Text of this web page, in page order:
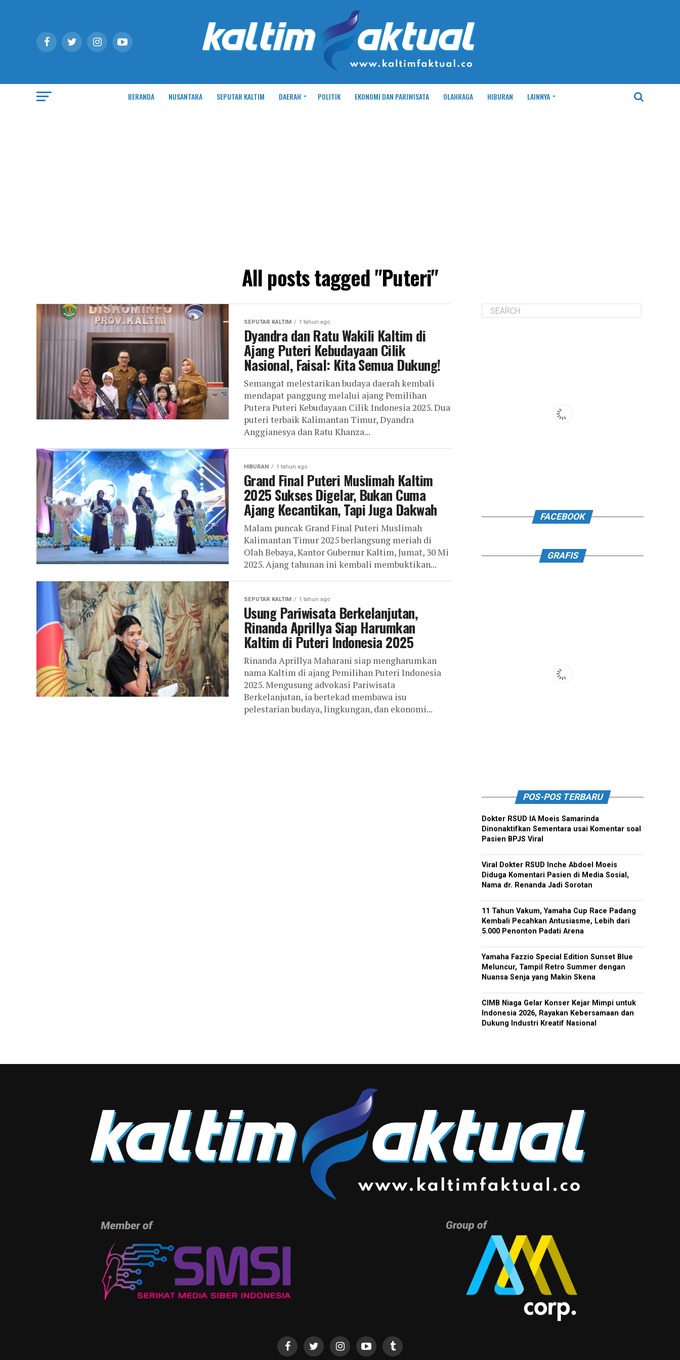
BERANDA NUSANTARA SEPUTAR KALTIM DAERAH POLITIK EKONOMI DAN PARIWISATA OLAHRAGA HIBURAN LAINNYA
All posts tagged "Puteri"
SEPUTAR KALTIM 1 tahun ago
Dyandra dan Ratu Wakili Kaltim di
Ajang Puteri Kebudayaan Cilik
Nasional, Faisal: Kita Semua Dukung!
Semangat melestarikan budaya daerah kembali
mendapat panggung melalui ajang Pemilihan
Putera Puteri Kebudayaan Cilik Indonesia 2025. Dua
puteri terbaik Kalimantan Timur, Dyandra
Anggianesya dan Ratu Khanza...
HIBURAN 1 tahun ago
Grand Final Puteri Muslimah Kaltim
2025 Sukses Digelar, Bukan Cuma
Ajang Kecantikan, Tapi Juga Dakwah
Malam puncak Grand Final Puteri Muslimah
Kalimantan Timur 2025 berlangsung meriah di
Olah Bebaya, Kantor Gubernur Kaltim, Jumat, 30 Mi
2025. Ajang tahunan ini kembali membuktikan...
SEPUTAR KALTIM 1 tahun ago
Usung Pariwisata Berkelanjutan,
Rinanda Aprillya Siap Harumkan
Kaltim di Puteri Indonesia 2025
Rinanda Aprillya Maharani siap mengharumkan
nama Kaltim di ajang Pemilihan Puteri Indonesia
2025. Mengusung advokasi Pariwisata
Berkelanjutan, ia bertekad membawa isu
pelestarian budaya, lingkungan, dan ekonomi...
FACEBOOK
GRAFIS
POS-POS TERBARU
Dokter RSUD IA Moeis Samarinda
Dinonaktifkan Sementara usai Komentar soal
Pasien BPJS Viral
Viral Dokter RSUD Inche Abdoel Moeis
Diduga Komentari Pasien di Media Sosial,
Nama dr. Renanda Jadi Sorotan
11 Tahun Vakum, Yamaha Cup Race Padang
Kembali Pecahkan Antusiasme, Lebih dari
5.000 Penonton Padati Arena
Yamaha Fazzio Special Edition Sunset Blue
Meluncur, Tampil Retro Summer dengan
Nuansa Senja yang Makin Skena
CIMB Niaga Gelar Konser Kejar Mimpi untuk
Indonesia 2026, Rayakan Kebersamaan dan
Dukung Industri Kreatif Nasional